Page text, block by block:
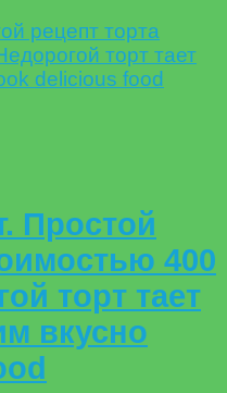
Простой
400
торт тает
вкусно